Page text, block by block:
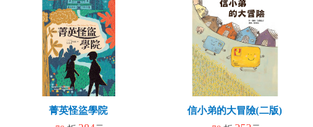
菁英怪盜學院
信小弟的大冒險(二版)